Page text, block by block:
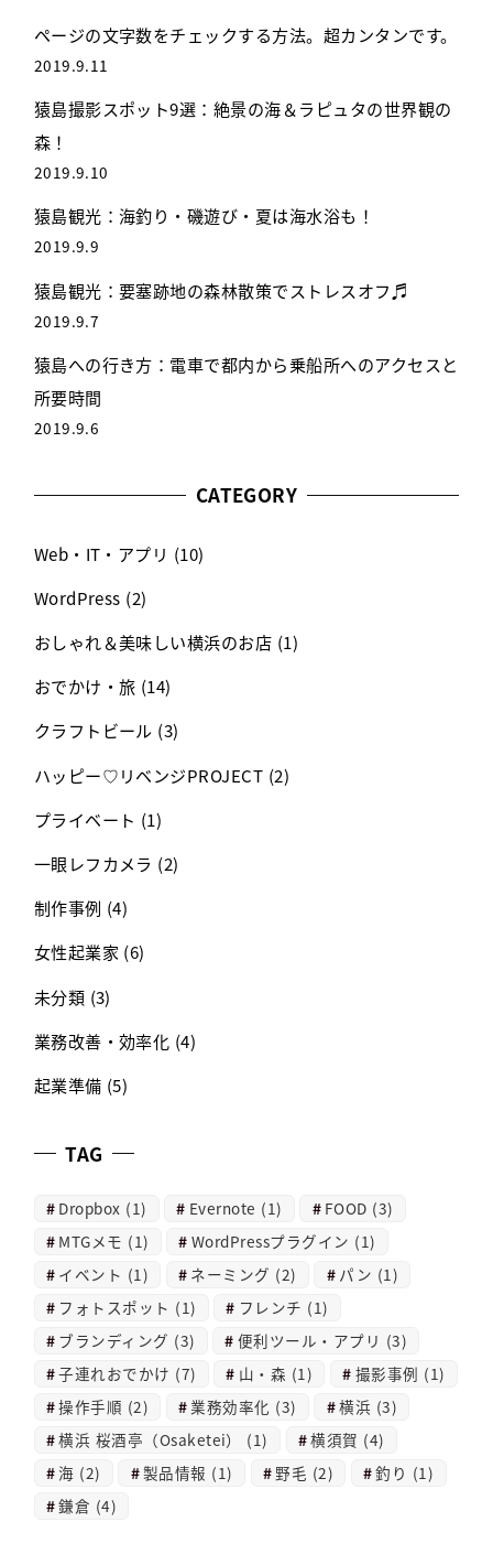
ページの文字数をチェックする方法。超カンタンです。
2019.9.11
猿島撮影スポット9選：絶景の海＆ラピュタの世界観の
森！
2019.9.10
猿島観光：海釣り・磯遊び・夏は海水浴も！
2019.9.9
猿島観光：要塞跡地の森林散策でストレスオフ♬
2019.9.7
猿島への行き方：電車で都内から乗船所へのアクセスと
所要時間
2019.9.6
CATEGORY
Web・IT・アプリ (10)
WordPress (2)
おしゃれ＆美味しい横浜のお店 (1)
おでかけ・旅 (14)
クラフトビール (3)
ハッピー♡リベンジPROJECT (2)
プライベート (1)
一眼レフカメラ (2)
制作事例 (4)
女性起業家 (6)
未分類 (3)
業務改善・効率化 (4)
起業準備 (5)
TAG
Dropbox (1) Evernote (1) FOOD (3)
MTGメモ (1) WordPressプラグイン (1)
イベント (1) ネーミング (2) パン (1)
フォトスポット (1) フレンチ (1)
ブランディング (3) 便利ツール・アプリ (3)
子連れおでかけ (7) 山・森 (1) 撮影事例 (1)
操作手順 (2) 業務効率化 (3) 横浜 (3)
横浜 桜酒亭（Osaketei）
(1) 横須賀 (4)
海 (2) 製品情報 (1) 野毛 (2) 釣り (1)
鎌倉 (4)